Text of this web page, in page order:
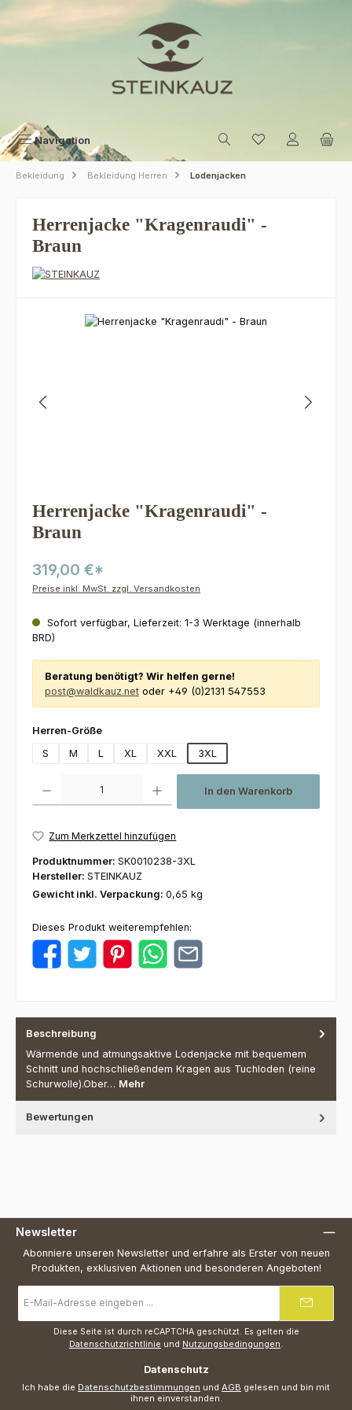
Zum Hauptinhalt springen
Navigation
Bekleidung Bekleidung Herren Lodenjacken
Herrenjacke "Kragenraudi" -
Braun
Bildergalerie überspringen
Herrenjacke "Kragenraudi" -
Braun
319,00 €*
Preise inkl. MwSt. zzgl. Versandkosten
Sofort verfügbar, Lieferzeit: 1-3 Werktage (innerhalb
BRD)
Beratung benötigt? Wir helfen gerne!
post@waldkauz.net oder +49 (0)2131 547553
Herren-Größeauswählen
S
M L XL XXL 3XL
In den Warenkorb
Zum Merkzettel hinzufügen
Produktnummer: SK0010238-3XL
Hersteller: STEINKAUZ
Gewicht inkl. Verpackung: 0,65 kg
Dieses Produkt weiterempfehlen:
Beschreibung
Wärmende und atmungsaktive Lodenjacke mit bequemem
Schnitt und hochschließendem Kragen aus Tuchloden (reine
Schurwolle).Ober… Mehr
Bewertungen
Newsletter
Abonniere unseren Newsletter und erfahre als Erster von neuen
Produkten, exklusiven Aktionen und besonderen Angeboten!
Mail-
Adresse
Diese Seite ist durch reCAPTCHA geschützt. Es gelten die
Datenschutzrichtlinie und Nutzungsbedingungen.
Datenschutz
Ich habe die Datenschutzbestimmungen und AGB gelesen und bin mit
ihnen einverstanden.